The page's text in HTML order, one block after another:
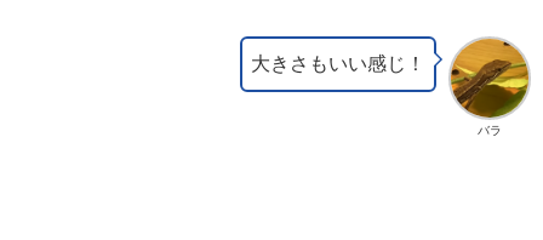
バラ
大きさもいい感じ！